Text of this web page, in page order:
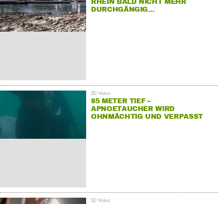
RHEIN BALD NICHT MEHR
DURCHGÄNGIG…
85 METER TIEF –
APNOETAUCHER WIRD
OHNMÄCHTIG UND VERPASST